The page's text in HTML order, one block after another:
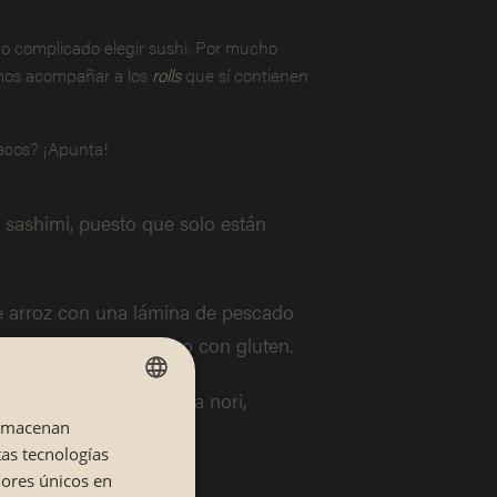
complicado elegir sushi. Por mucho
acompañar a los rollsque sí contienen
¡Apunta!
puesto que solo están
con una lámina de pescado
salsa o aderezo con gluten.
envueltos en alga nori,
CATALÁN
tecnologías
únicos en